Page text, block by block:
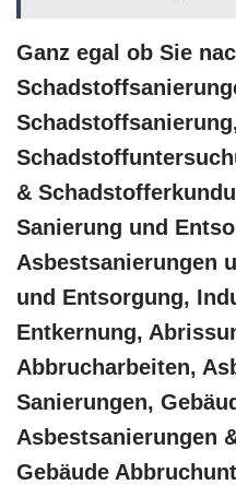
Ganz egal ob Sie
&
Sanierung und
Asbestsanierungen
und Entsorgung,
Entkernung,
Abbrucharbeiten,
Sanierungen,
Asbestsanierungen
Gebäude